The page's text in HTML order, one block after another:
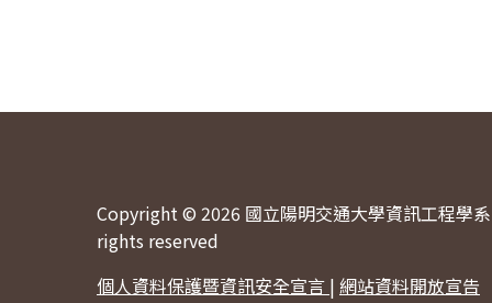
Copyright © 2026 國立陽明交通大學資訊工程學
rights reserved
個人資料保護暨資訊安全宣言 | 網站資料開放宣告